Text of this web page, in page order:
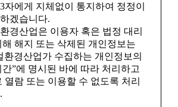
자에게 지체없이 통지하여 정정이
겠습니다.
경산업은 이용자 혹은 법정 대리
해지 또는 삭제된 개인정보는
환경산업가 수집하는 개인정보의
”에 명시된 바에 따라 처리하고
열람 또는 이용할 수 없도록 처리